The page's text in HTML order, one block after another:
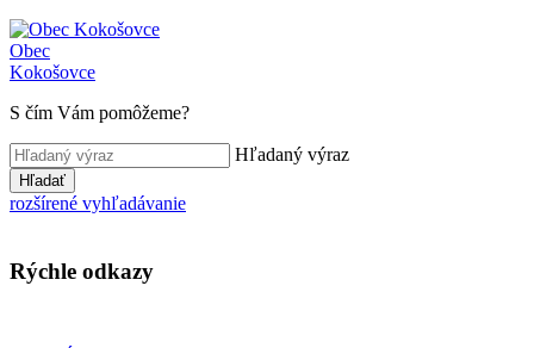
Obec
Kokošovce
S čím Vám pomôžeme?
Hľadaný výraz
Hľadať
rozšírené vyhľadávanie
Rýchle odkazy